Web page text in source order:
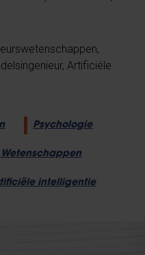
Artificiële
Psychologie
intelligentie